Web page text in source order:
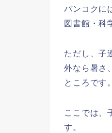
バンコクに
図書館・科
ただし、子
外なら暑さ
ところです。
ここでは、
す。